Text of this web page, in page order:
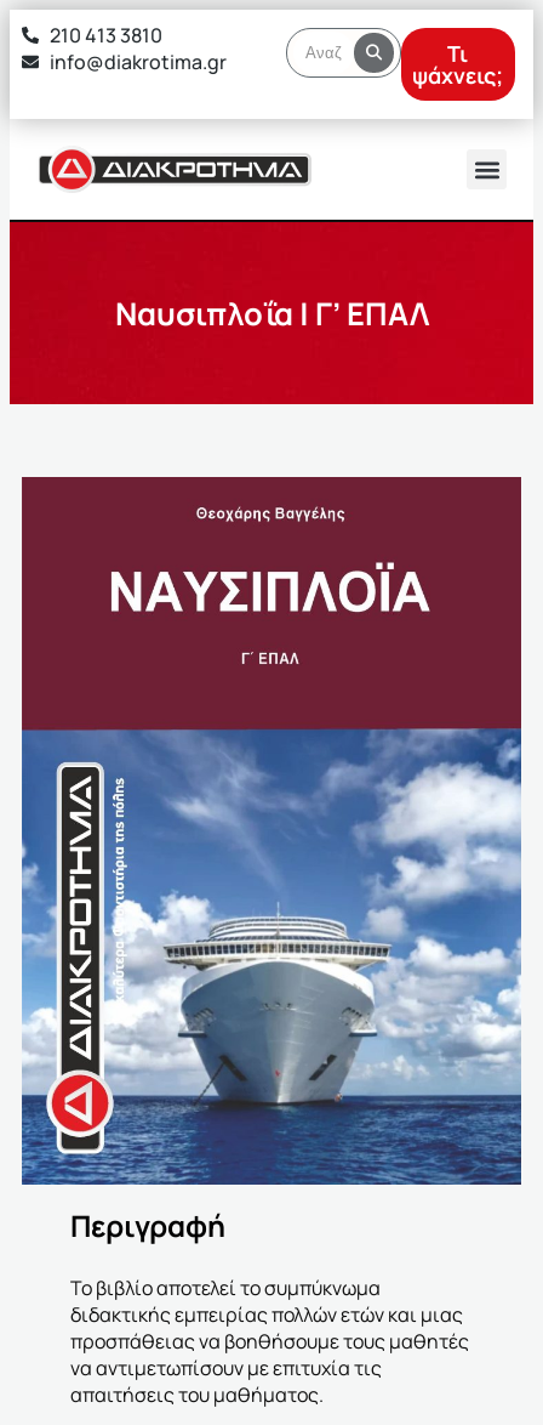
στο
περιεχόμενο
210 413 3810
info@diakrotima.gr
Τι
ψάχνεις;
Ναυσιπλοΐα | Γ’ ΕΠΑΛ
Περιγραφή
Το βιβλίο αποτελεί το συμπύκνωμα
διδακτικής εμπειρίας πολλών ετών και μιας
προσπάθειας να βοηθήσουμε τους μαθητές
να αντιμετωπίσουν με επιτυχία τις
απαιτήσεις του μαθήματος.